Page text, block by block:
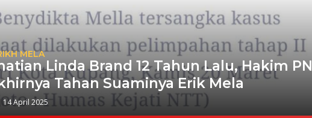
MELA
Linda Brand 12 Tahun Lalu, Hakim PN
Tahan Suaminya Erik Mela
14 April 2025